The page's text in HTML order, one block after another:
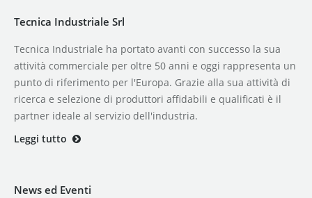
Tecnica Industriale Srl
Tecnica Industriale ha portato avanti con successo la sua
attività commerciale per oltre 50 anni e oggi rappresenta un
punto di riferimento per l'Europa. Grazie alla sua attività di
ricerca e selezione di produttori affidabili e qualificati è il
partner ideale al servizio dell'industria.
Leggi tutto
News ed Eventi